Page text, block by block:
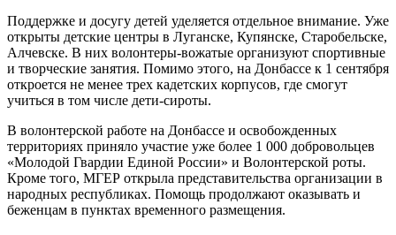
Поддержке и досугу детей уделяется отдельное внимание. Уже
открыты детские центры в Луганске, Купянске, Старобельске,
Алчевске. В них волонтеры-вожатые организуют спортивные
и творческие занятия. Помимо этого, на Донбассе к 1 сентября
откроется не менее трех кадетских корпусов, где смогут
учиться в том числе дети-сироты.
В волонтерской работе на Донбассе и освобожденных
территориях приняло участие уже более 1 000 добровольцев
«Молодой Гвардии Единой России» и Волонтерской роты.
Кроме того, МГЕР открыла представительства организации в
народных республиках. Помощь продолжают оказывать и
беженцам в пунктах временного размещения.